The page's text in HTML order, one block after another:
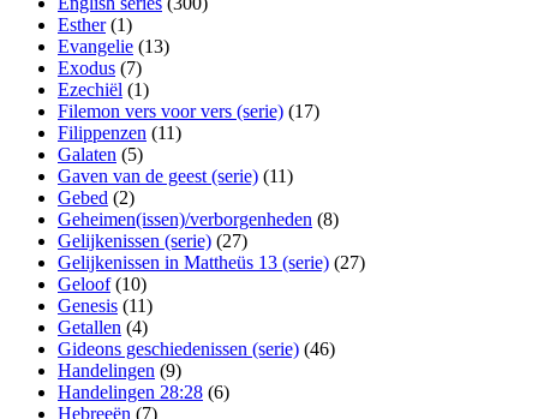
Esther(1)
Evangelie (13)
Exodus (7)
Ezechiël (1)
Filemon vers voor vers (serie) (17)
Filippenzen (11)
Galaten (5)
Gaven van de geest (serie) (11)
Gebed (2)
Geheimen(issen)/verborgenheden (8)
Gelijkenissen (serie) (27)
Gelijkenissen in Mattheüs 13 (serie) (27)
Geloof(10)
Genesis (11)
Getallen (4)
Gideons geschiedenissen (serie) (46)
Handelingen (9)
Handelingen 28:28 (6)
Hebreeën (7)